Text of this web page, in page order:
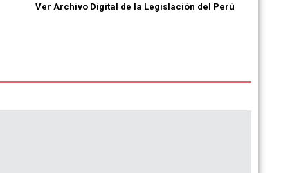
Ver Archivo Digital de la Legislación del Perú